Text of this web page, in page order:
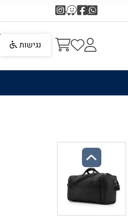
Previous
נגישות